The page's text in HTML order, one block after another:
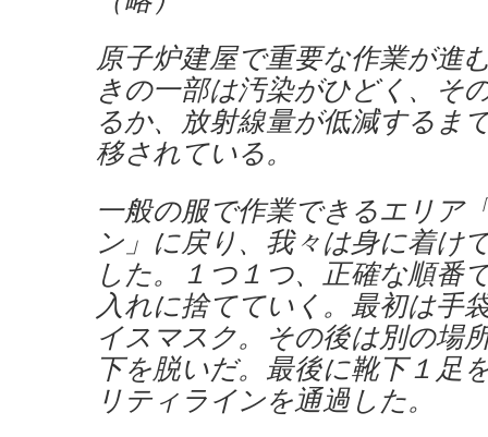
原子炉建屋で重要な作業が進
きの一部は汚染がひどく、そ
るか、放射線量が低減するま
移されている。
一般の服で作業できるエリア
ン」に戻り、我々は身に着け
した。１つ１つ、正確な順番
入れに捨てていく。最初は手
イスマスク。その後は別の場
下を脱いだ。最後に靴下１足
リティラインを通過した。